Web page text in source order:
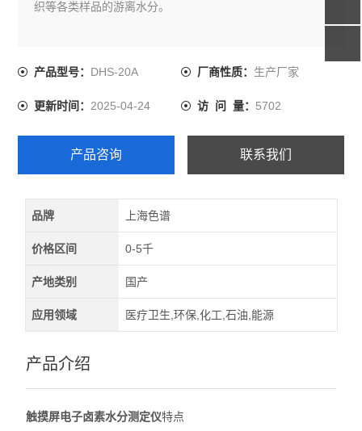
织等各类样品的游离水分。
产品型号： DHS-20A 厂商性质： 生产厂家
更新时间：2025-04-24 访 问 量： 5702
产品咨询 联系我们
品牌 上海色谱
价格区间 0-5千
产地类别 国产
应用领域 医疗卫生,环保,化工,石油,能源
产品介绍
触摸屏电子卤素水分测定仪特点